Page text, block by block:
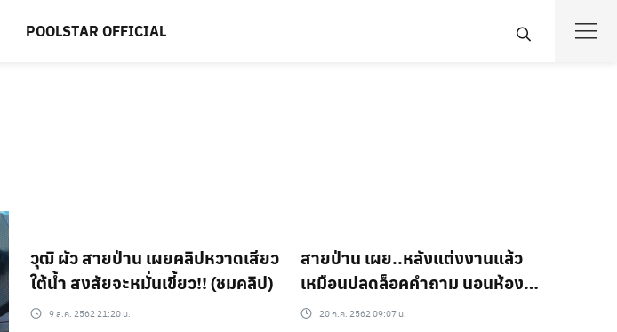
POOLSTAR OFFICIAL
วุฒิ ผัว สายป่าน เผยคลิปหวาดเสียว
ใต้น้ำ สงสัยจะหมั่นเขี้ยว!! (ชมคลิป)
9 ส.ค. 2562 21:20 น.
สายป่าน เผย..หลังแต่งงานแล้ว
เหมือนปลดล็อคคำถาม นอนห้อง
เดียวกัน!!
20 ก.ค. 2562 09:07 น.